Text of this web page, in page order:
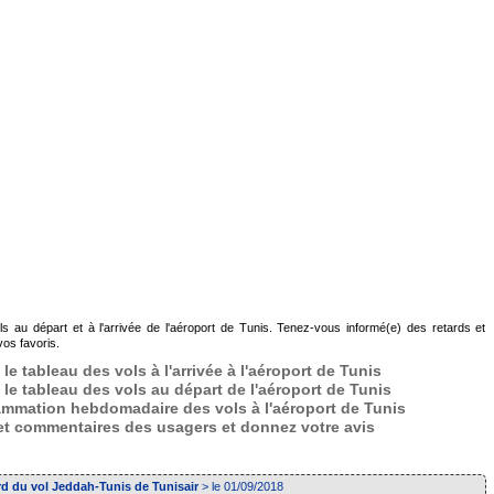
au départ et à l'arrivée de l'aéroport de Tunis. Tenez-vous informé(e) des retards et
favoris.
tableau des vols à l'arrivée à l'aéroport de Tunis
tableau des vols au départ de l'aéroport de Tunis
hebdomadaire des vols à l'aéroport de Tunis
commentaires des usagers et donnez votre avis
du vol Jeddah-Tunis de Tunisair > le 01/09/2018